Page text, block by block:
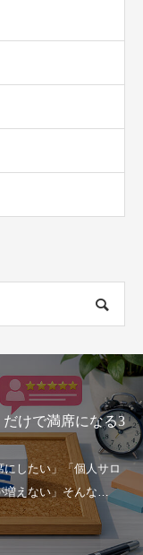
だけで満席になる3